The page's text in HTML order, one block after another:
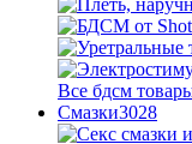
Все бдсм
Смазки3028